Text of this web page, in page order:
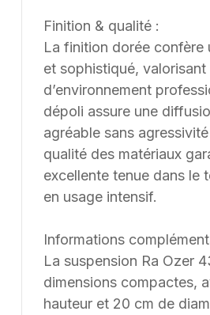
Finition & qualité :
La finition dorée confère
et sophistiqué,
d’environnement
dépoli assure une
agréable sans
qualité des matériaux
excellente tenue dans le
en usage intensif.
Informations
La suspension Ra Ozer
dimensions compactes,
hauteur et 20 cm de